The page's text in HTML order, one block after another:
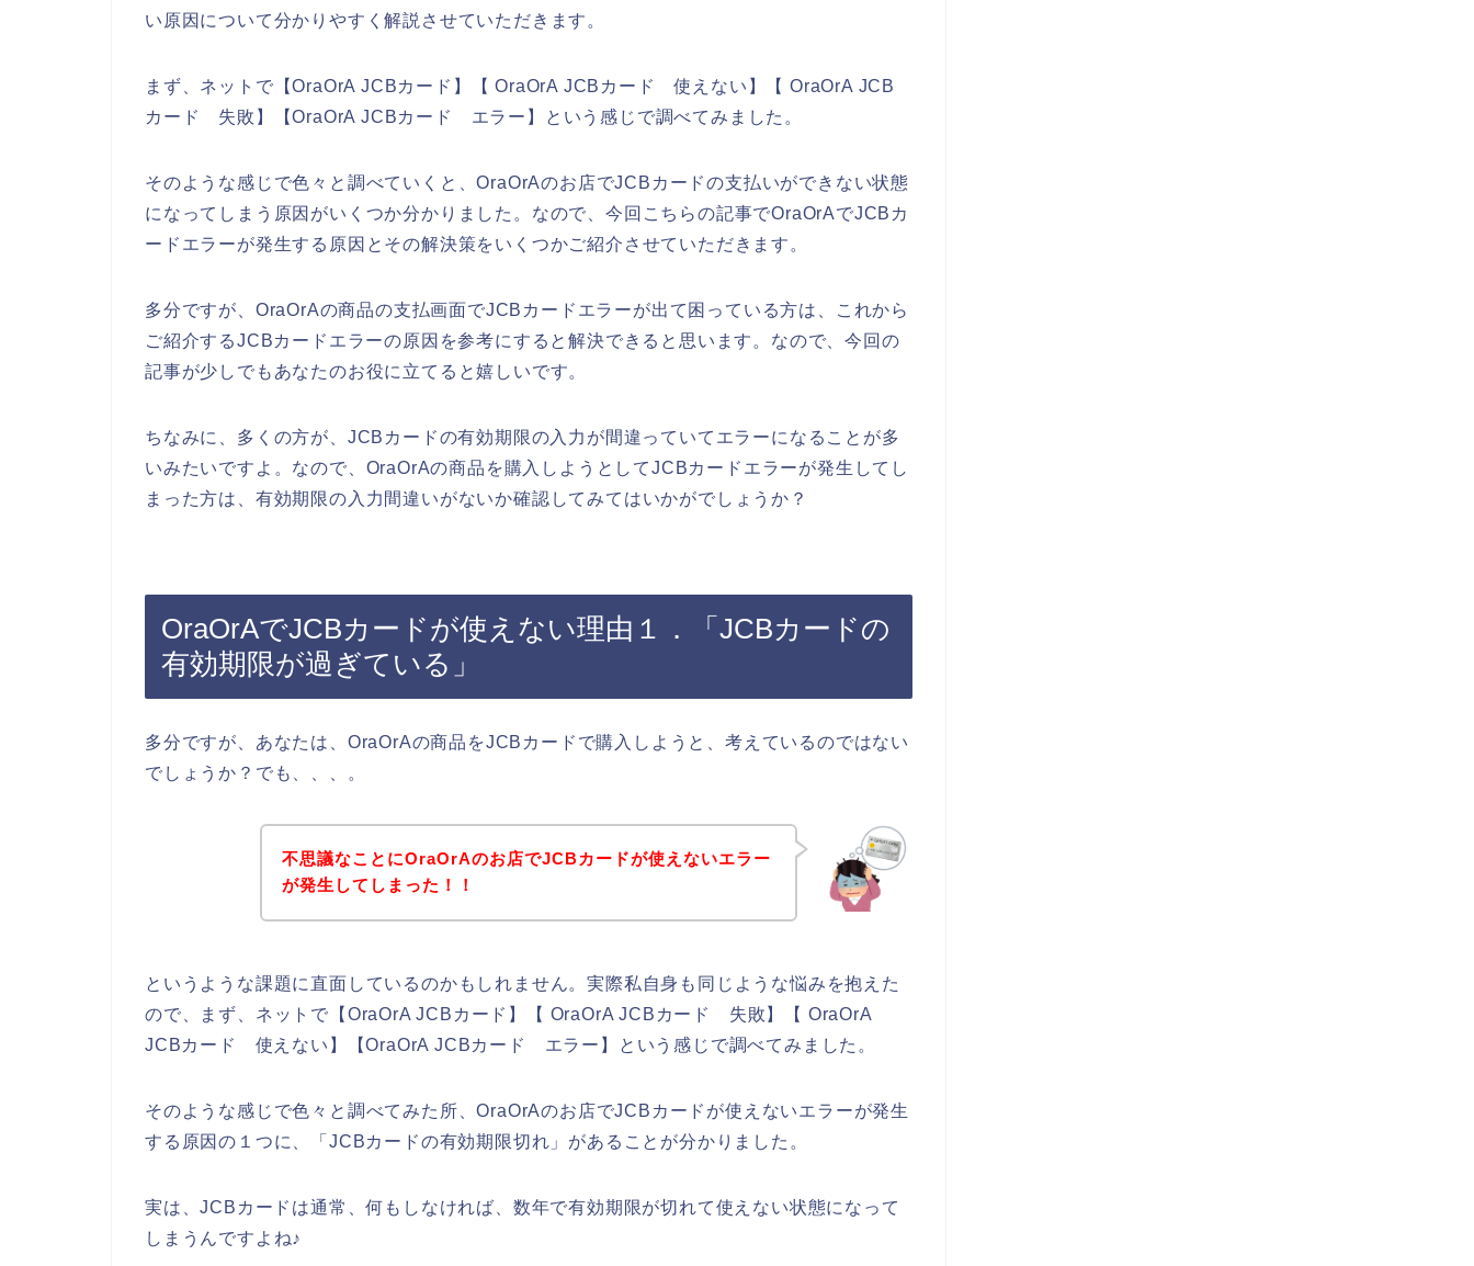
い原因について分かりやすく解説させていただきます。
まず、ネットで【OraOrA JCBカード】【 OraOrA JCBカード 使えない】【 OraOrA JCB
カード 失敗】【OraOrA JCBカード エラー】という感じで調べてみました。
そのような感じで色々と調べていくと、OraOrAのお店でJCBカードの支払いができない状態
になってしまう原因がいくつか分かりました。なので、今回こちらの記事でOraOrAでJCBカ
ードエラーが発生する原因とその解決策をいくつかご紹介させていただきます。
多分ですが、OraOrAの商品の支払画面でJCBカードエラーが出て困っている方は、これから
ご紹介するJCBカードエラーの原因を参考にすると解決できると思います。なので、今回の
記事が少しでもあなたのお役に立てると嬉しいです。
ちなみに、多くの方が、JCBカードの有効期限の入力が間違っていてエラーになることが多
いみたいですよ。なので、OraOrAの商品を購入しようとしてJCBカードエラーが発生してし
まった方は、有効期限の入力間違いがないか確認してみてはいかがでしょうか？
OraOrAでJCBカードが使えない理由１．「JCBカードの
有効期限が過ぎている」
多分ですが、あなたは、OraOrAの商品をJCBカードで購入しようと、考えているのではない
でしょうか？でも、、、。
不思議なことにOraOrAのお店でJCBカードが使えないエラー
が発生してしまった！！
というような課題に直面しているのかもしれません。実際私自身も同じような悩みを抱えた
ので、まず、ネットで【OraOrA JCBカード】【 OraOrA JCBカード 失敗】【 OraOrA
JCBカード 使えない】【OraOrA JCBカード エラー】という感じで調べてみました。
そのような感じで色々と調べてみた所、OraOrAのお店でJCBカードが使えないエラーが発生
する原因の１つに、「JCBカードの有効期限切れ」があることが分かりました。
実は、JCBカードは通常、何もしなければ、数年で有効期限が切れて使えない状態になって
しまうんですよね♪